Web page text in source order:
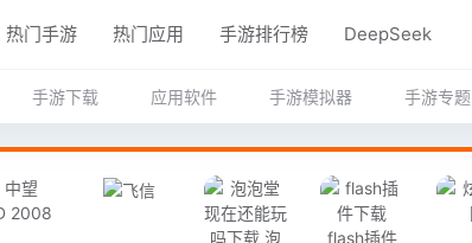
热门手游 热门应用 手游排行榜 DeepSeek
手游下载 应用软件 手游模拟器 手游专题